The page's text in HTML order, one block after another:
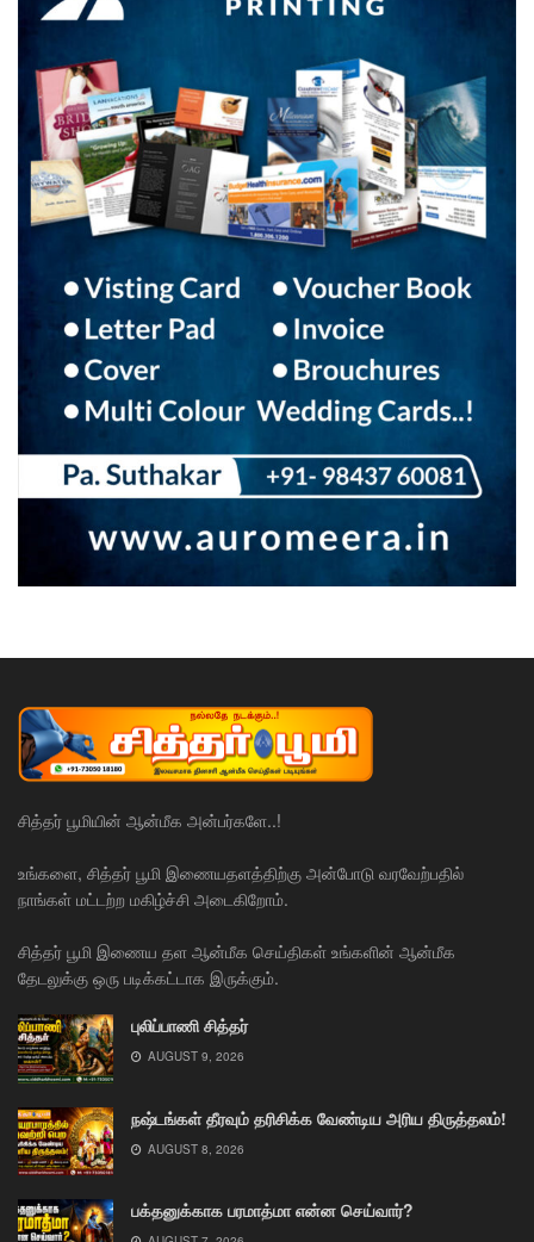
சித்தர் பூமியின் ஆன்மீக அன்பர்களே..!
உங்களை, சித்தர் பூமி இணையதளத்திற்கு அன்போடு வரவேற்பதில்
நாங்கள் மட்டற்ற மகிழ்ச்சி அடைகிறோம்.
சித்தர் பூமி இணைய தள ஆன்மீக செய்திகள் உங்களின் ஆன்மீக
தேடலுக்கு ஒரு படிக்கட்டாக இருக்கும்.
புலிப்பாணி சித்தர்
AUGUST 9, 2026
நஷ்டங்கள் தீரவும் தரிசிக்க வேண்டிய அரிய திருத்தலம்!
AUGUST 8, 2026
பக்தனுக்காக பரமாத்மா என்ன செய்வார்?